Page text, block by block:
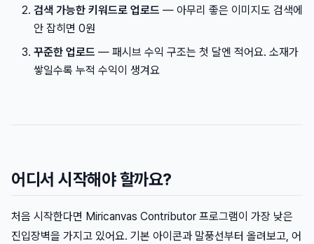
검색 가능한 키워드로 업로드 — 아무리 좋은 이미지도 검색에
안 잡히면 0원
꾸준한 업로드 — 패시브 수익 구조는 첫 달엔 적어요. 소재가
쌓일수록 누적 수익이 생겨요
어디서 시작해야 할까요?
처음 시작한다면 Miricanvas Contributor 프로그램이 가장 낮은
진입장벽을 가지고 있어요. 기본 아이콘과 말풍선부터 올려보고, 어